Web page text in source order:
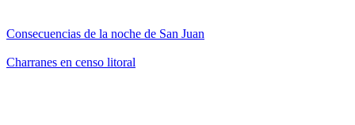
Consecuencias de la noche de San Juan
Charranes en censo litoral